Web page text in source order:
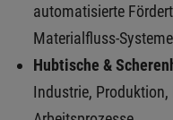
automatisierte
Materialfluss-Systeme
Hubtische &
Industrie,